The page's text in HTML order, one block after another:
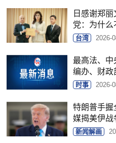
日感谢郑丽
党：为什么
台湾 2026-
最高法、中
编办、财政
时事 2026-
特朗普手握
媒揭美伊战
新闻解画